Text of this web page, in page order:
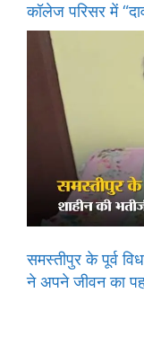
कॉलेज परिसर में
समस्तीपुर के पूर्व
ने अपने जीवन का